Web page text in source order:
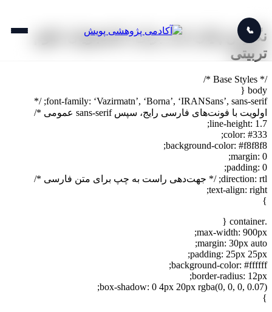
📞
نگارش پایان نامه برای دانشجویان علوم
تربیتی
/* Base Styles */
body {
font-family: ‘Vazirmatn’, ‘Borna’, ‘IRANSans’, sans-serif; /*
اولویت با فونت‌های فارسی رایج، سپس sans-serif عمومی */
line-height: 1.7;
color: #333;
background-color: #f8f8f8;
margin: 0;
padding: 0;
direction: rtl; /* جهت‌دهی راست به چپ برای متن فارسی */
text-align: right;
}
.container {
max-width: 900px;
margin: 30px auto;
padding: 25px 25px;
background-color: #ffffff;
border-radius: 12px;
box-shadow: 0 4px 20px rgba(0, 0, 0, 0.07);
}